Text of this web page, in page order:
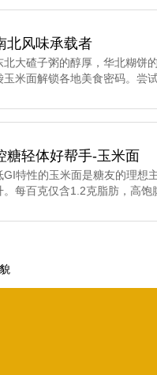
北风味承载者
北大碴子粥的醇厚，华北糊
玉米面解锁各地美食密码。尝
糖轻体好帮手-玉米面
GI特性的玉米面是糖友的理想
。每百克仅含1.2克脂肪，高饱